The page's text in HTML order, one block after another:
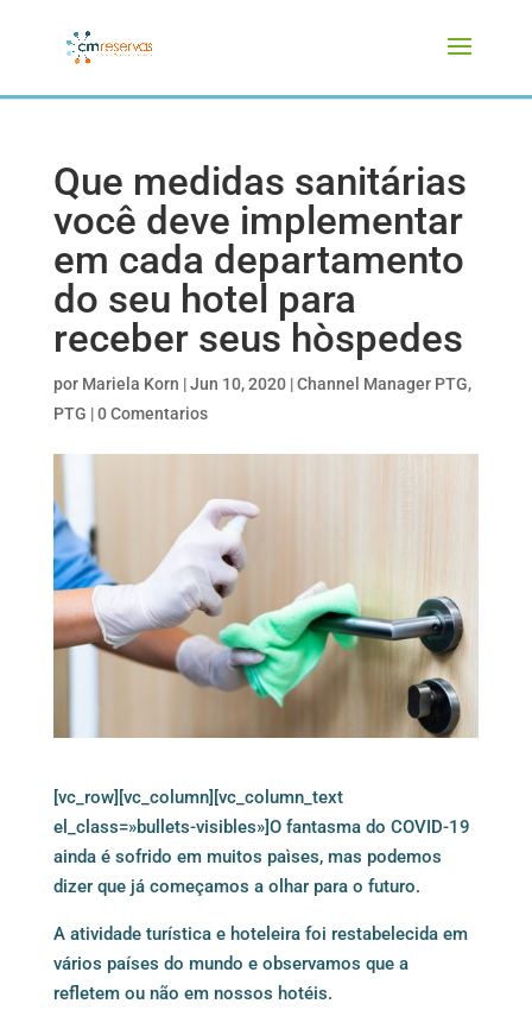
Que medidas sanitárias
você deve implementar
em cada departamento
do seu hotel para
receber seus hòspedes
por Mariela Korn |Jun 10, 2020|Channel Manager PTG,
PTG |0 Comentarios
[vc_row][vc_column][vc_column_text
el_class=»bullets-visibles»]O fantasma do COVID-19
ainda é sofrido em muitos paìses, mas podemos
dizer que já começamos a olhar para o futuro.
A atividade turística e hoteleira foi restabelecida em
vários países do mundo e observamos que a
refletem ou não em nossos hotéis.